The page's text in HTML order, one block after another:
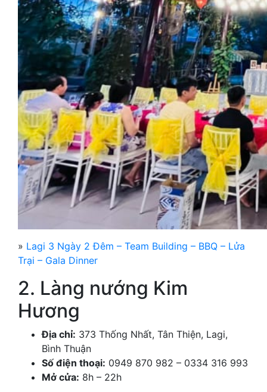
» Lagi 3 Ngày 2 Đêm – Team Building – BBQ – Lửa
Trại – Gala Dinner
2. Làng nướng Kim
Hương
Địa chỉ: 373 Thống Nhất, Tân Thiện, Lagi,
Bình Thuận
Số điện thoại: 0949 870 982 – 0334 316 993
Mở cửa: 8h – 22h